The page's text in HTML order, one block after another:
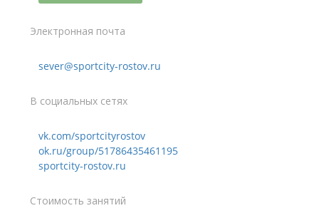
Электронная почта
sever@sportcity-rostov.ru
В социальных сетях
vk.com/sportcityrostov
ok.ru/group/51786435461195
sportcity-rostov.ru
Стоимость занятий